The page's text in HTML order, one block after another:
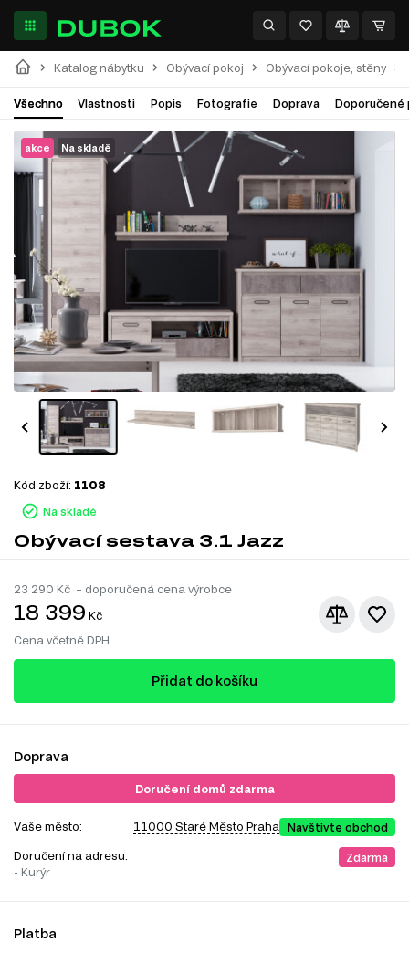
Katalog nábytku Obývací pokoj Obývací pokoje, stěny
Všechno Vlastnosti Popis Fotografie Doprava Doporučené
akce Na skladě
Na skladě
Kód zboží: 1108
Obývací sestava 3.1 Jazz
23 290 Kč – doporučená cena výrobce
18 399 Kč
Cena včetně DPH
Přidat do košíku
Doprava
Doručení domů zdarma
Vaše město: 11000 Staré Město Praha Navštivte obchod
Doručení na adresu:
- Kurýr
Zdarma
Platba